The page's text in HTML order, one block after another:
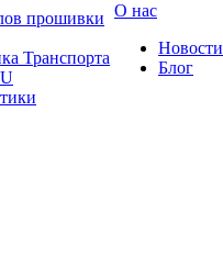
прошивки
Транспорта
О нас
Новости
Блог